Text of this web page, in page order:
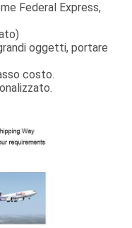
Federal Express,
oggetti, portare
costo.